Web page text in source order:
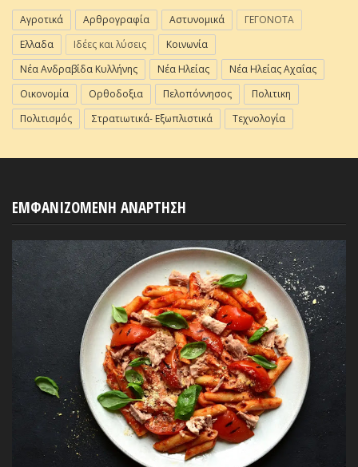
Αγροτικά Αρθρογραφία Αστυνομικά
ΓΕΓΟΝΟΤΑ
Ελλαδα
Ιδέες και λύσεις
Κοινωνία
Νέα Ανδραβίδα Κυλλήνης
Νέα Ηλείας
Νέα Ηλείας Αχαΐας
Οικονομία
Ορθοδοξια Πελοπόννησος
Πολιτικη
Πολιτισμός
Στρατιωτικά- Εξωπλιστικά Τεχνολογία
ΕΜΦΑΝΙΖΟΜΕΝΗ ΑΝΑΡΤΗΣΗ